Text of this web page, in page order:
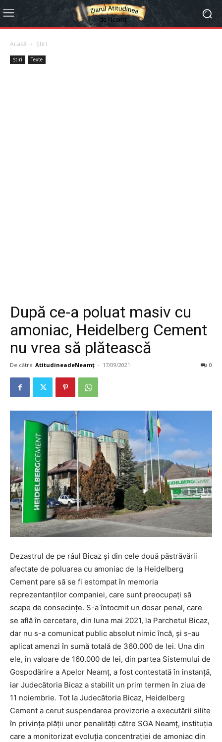
Acasă Știri
Știri Texte
După ce-a poluat masiv cu
amoniac, Heidelberg Cement
nu vrea să plătească
De către AtitudineadeNeamț - 17/09/2021 0
Dezastrul de pe râul Bicaz și din cele două păstrăvării
afectate de poluarea cu amoniac de la Heidelberg
Cement pare să se fi estompat în memoria
reprezentanților companiei, care sunt preocupați să
scape de consecințe. S-a întocmit un dosar penal, care
se află în cercetare, din luna mai 2021, la Parchetul Bicaz,
dar nu s-a comunicat public absolut nimic încă, și s-au
aplicat amenzi în sumă totală de 360.000 de lei. Una din
ele, în valoare de 160.000 de lei, din partea Sistemului de
Gospodărire a Apelor Neamț, a fost contestată în instanță,
iar Judecătoria Bicaz a stabilit un prim termen în ziua de
11 noiembrie. Tot la Judecătoria Bicaz, Heidelberg
Cement a cerut suspendarea provizorie a executării silite
în privința plății unor penalități către SGA Neamț, instituția
care a monitorizat evoluția concentrației de amoniac din